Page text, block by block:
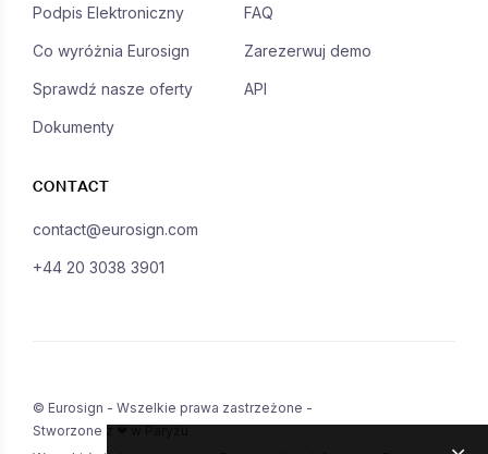
Podpis Elektroniczny
Co wyróżnia Eurosign
Sprawdź nasze oferty
Dokumenty
FAQ
Zarezerwuj demo
API
CONTACT
contact@eurosign.com
+44 20 3038 3901
© Eurosign - Wszelkie prawa zastrzeżone -
Stworzone z ❤ w Paryżu